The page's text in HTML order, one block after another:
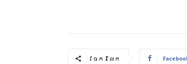
ចែករំលែក